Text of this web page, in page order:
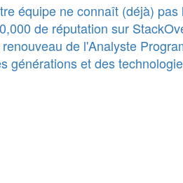
équipe ne connaît (déjà)
de réputation sur
renouveau de l'Analyste
générations et des